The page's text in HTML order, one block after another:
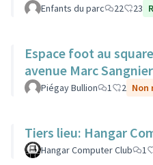
Enfants du parc 22 23
Espace foot au
avenue Marc Sangnier
Piégay Bullion 1 2 Non
Tiers lieu: Hangar
Hangar Computer Club 1